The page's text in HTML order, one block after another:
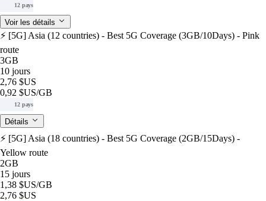
12 pays
Voir les détails
⚡️ [5G] Asia (12 countries) - Best 5G Coverage (3GB/10Days) - Pink
route
3GB
10 jours
2,76 $US
0,92 $US/GB
12 pays
Détails
⚡️ [5G] Asia (18 countries) - Best 5G Coverage (2GB/15Days) -
Yellow route
2GB
15 jours
1,38 $US/GB
2,76 $US